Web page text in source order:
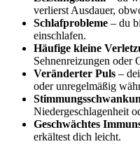
verlierst Ausdauer,
Schlafprobleme – du
einschlafen.
Häufige kleine
Sehnenreizungen oder
Veränderter Puls –
oder unregelmäßig
Niedergeschlagenheit
Geschwächtes
erkältest dich leicht.